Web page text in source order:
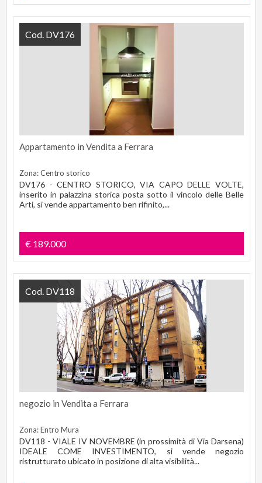
Appartamento in Vendita a Ferrara
Zona: Centro storico
DV176 - CENTRO STORICO, VIA CAPO DELLE VOLTE,
inserito in palazzina storica posta sotto il vincolo delle Belle
Arti, si vende appartamento ben rifinito,...
€ 189.000
Cod. DV176
negozio in Vendita a Ferrara
Zona: Entro Mura
DV118 - VIALE IV NOVEMBRE (in prossimità di Via Darsena)
IDEALE COME INVESTIMENTO, si vende negozio
ristrutturato ubicato in posizione di alta visibilità...
Cod. DV118